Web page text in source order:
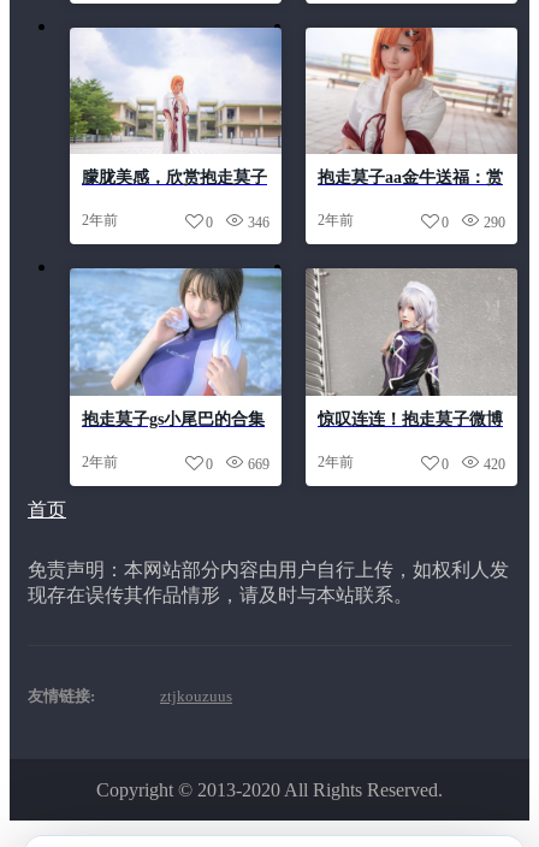
朦胧美感，欣赏抱走莫子
作品
2年前 346
0
抱走莫子aa金牛送福：赏
入cos的奇妙世界
2年前 290
0
抱走莫子gs小尾巴的合集
2年前 669
0
惊叹连连！抱走莫子微博
典摄影之美。
2年前 420
0
首页
免责声明：本网站部分内容由用户自行上传，如权利人发
现存在误传其作品情形，请及时与本站联系。
友情链接: ztjkouzuus
Copyright © 2013-2020 All Rights Reserved.